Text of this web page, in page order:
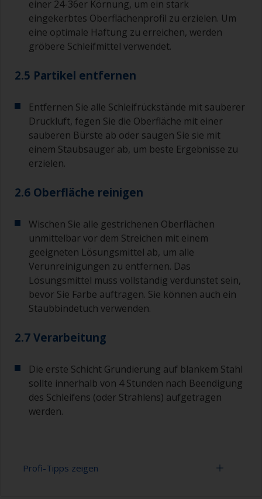
einer 24-36er Körnung, um ein stark
eingekerbtes Oberflächenprofil zu erzielen. Um
eine optimale Haftung zu erreichen, werden
gröbere Schleifmittel verwendet.
2.5 Partikel entfernen
Entfernen Sie alle Schleifrückstände mit sauberer
Druckluft, fegen Sie die Oberfläche mit einer
sauberen Bürste ab oder saugen Sie sie mit
einem Staubsauger ab, um beste Ergebnisse zu
erzielen.
2.6 Oberfläche reinigen
Wischen Sie alle gestrichenen Oberflächen
unmittelbar vor dem Streichen mit einem
geeigneten Lösungsmittel ab, um alle
Verunreinigungen zu entfernen. Das
Lösungsmittel muss vollständig verdunstet sein,
bevor Sie Farbe auftragen. Sie können auch ein
Staubbindetuch verwenden.
2.7 Verarbeitung
Die erste Schicht Grundierung auf blankem Stahl
sollte innerhalb von 4 Stunden nach Beendigung
des Schleifens (oder Strahlens) aufgetragen
werden.
Profi-Tipps zeigen